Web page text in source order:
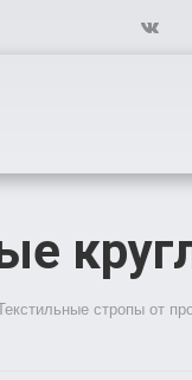
стропы от